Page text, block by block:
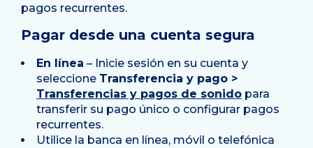
pagos recurrentes.
Pagar desde una cuenta segura
En línea – Inicie sesión en su cuenta y
seleccione Transferencia y pago >
Transferencias y pagos de sonido para
transferir su pago único o configurar pagos
recurrentes.
Utilice la banca en línea, móvil o telefónica